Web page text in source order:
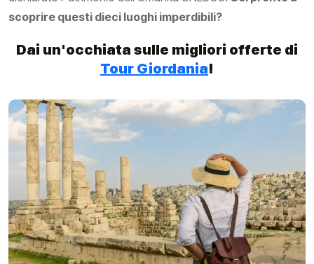
scoprire questi dieci luoghi imperdibili?
Dai un'occhiata sulle migliori offerte di
Tour Giordania!